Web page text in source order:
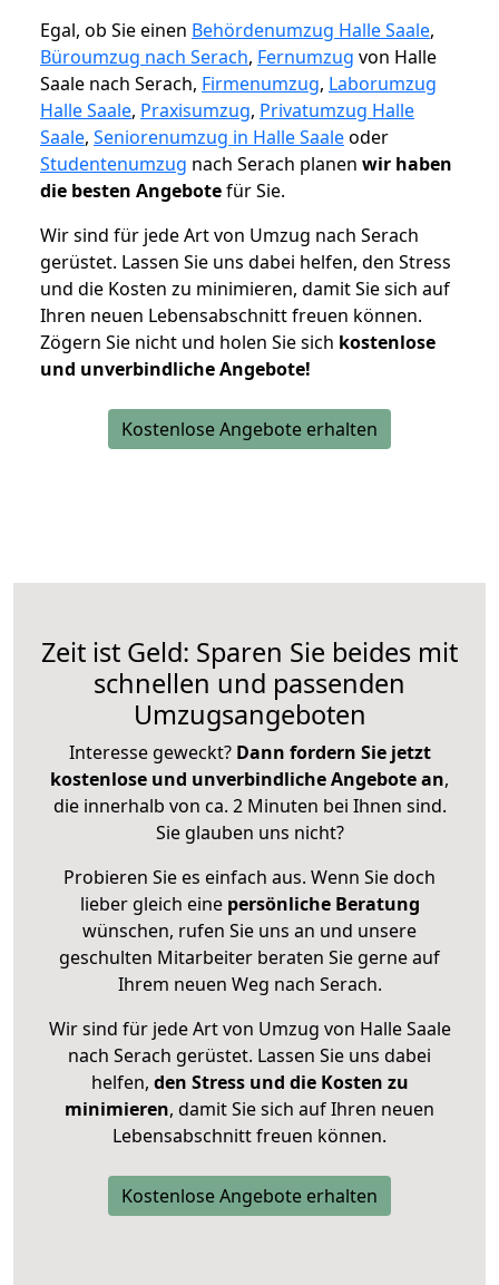
Egal, ob Sie einen Behördenumzug Halle Saale,
Büroumzug nach Serach, Fernumzug von Halle
Saale nach Serach, Firmenumzug, Laborumzug
Halle Saale, Praxisumzug, Privatumzug Halle
Saale, Seniorenumzug in Halle Saaleoder
Studentenumzug nach Serach planen wir haben
die besten Angebotefür Sie.
Wir sind für jede Art von Umzug nach Serach
gerüstet. Lassen Sie uns dabei helfen, den Stress
und die Kosten zu minimieren, damit Sie sich auf
Ihren neuen Lebensabschnitt freuen können.
Zögern Sie nicht und holen Sie sich kostenlose
und unverbindliche Angebote!
Kostenlose Angebote erhalten
Zeit ist Geld: Sparen Sie beides mit
schnellen und passenden
Umzugsangeboten
Interesse geweckt? Dann fordern Sie jetzt
kostenlose und unverbindliche Angebote an,
die innerhalb von ca. 2 Minuten bei Ihnen sind.
Sie glauben uns nicht?
Probieren Sie es einfach aus. Wenn Sie doch
lieber gleich eine persönliche Beratung
wünschen, rufen Sie uns an und unsere
geschulten Mitarbeiter beraten Sie gerne auf
Ihrem neuen Weg nach Serach.
Wir sind für jede Art von Umzug von Halle Saale
nach Serach gerüstet. Lassen Sie uns dabei
helfen, den Stress und die Kosten zu
minimieren, damit Sie sich auf Ihren neuen
Lebensabschnitt freuen können.
Kostenlose Angebote erhalten